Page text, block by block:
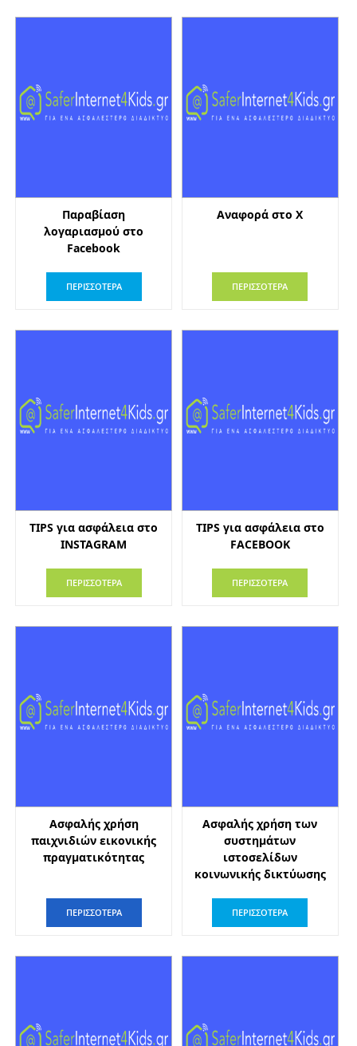
Παραβίαση
λογαριασμού στο
Facebook
ΠΕΡΙΣΣΟΤΕΡΑ
Αναφορά στο X
ΠΕΡΙΣΣΟΤΕΡΑ
TIPS για ασφάλεια στο
INSTAGRAM
ΠΕΡΙΣΣΟΤΕΡΑ
TIPS για ασφάλεια στο
FACEBOOK
ΠΕΡΙΣΣΟΤΕΡΑ
Ασφαλής χρήση
παιχνιδιών εικονικής
πραγματικότητας
ΠΕΡΙΣΣΟΤΕΡΑ
Ασφαλής χρήση των
συστημάτων
ιστοσελίδων
κοινωνικής δικτύωσης
ΠΕΡΙΣΣΟΤΕΡΑ